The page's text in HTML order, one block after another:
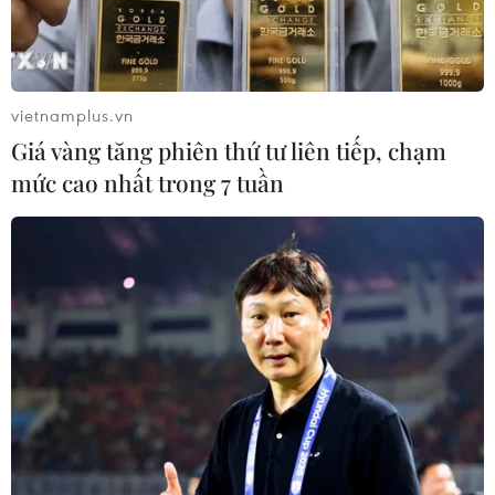
Một ngôi nhà nằm dưới các vết nứt trong bản. (Ảnh: Nguyễn
Oanh/TTXVN)
Mặc dù mùa mưa đã kết thúc tại Lai Châu
nhưng 36 hộ dân ở bản tái định cư Nậm Manh
(xã Nậm Manh, huyện Nậm Nhùn) vẫn đang lo
lắng khi trong bản xuất hiện những vết nứt, lún
vietnamplus.vn
Giá vàng tăng phiên thứ tư liên tiếp, chạm
mức cao nhất trong 7 tuần